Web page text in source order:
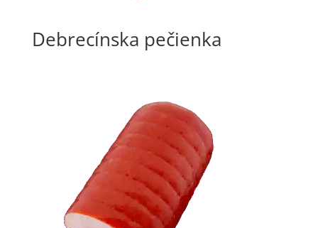
Debrecínska pečienka